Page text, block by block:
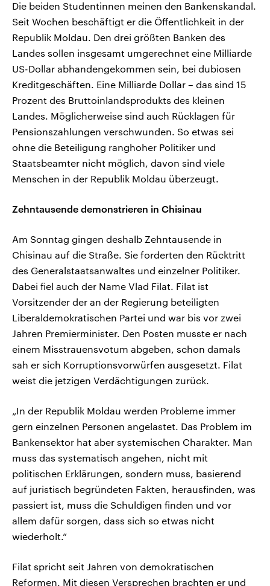
Die beiden Studentinnen meinen den Bankenskandal.
Seit Wochen beschäftigt er die Öffentlichkeit in der
Republik Moldau. Den drei größten Banken des
Landes sollen insgesamt umgerechnet eine Milliarde
US-Dollar abhandengekommen sein, bei dubiosen
Kreditgeschäften. Eine Milliarde Dollar – das sind 15
Prozent des Bruttoinlandsprodukts des kleinen
Landes. Möglicherweise sind auch Rücklagen für
Pensionszahlungen verschwunden. So etwas sei
ohne die Beteiligung ranghoher Politiker und
Staatsbeamter nicht möglich, davon sind viele
Menschen in der Republik Moldau überzeugt.
Zehntausende demonstrieren in Chisinau
Am Sonntag gingen deshalb Zehntausende in
Chisinau auf die Straße. Sie forderten den Rücktritt
des Generalstaatsanwaltes und einzelner Politiker.
Dabei fiel auch der Name Vlad Filat. Filat ist
Vorsitzender der an der Regierung beteiligten
Liberaldemokratischen Partei und war bis vor zwei
Jahren Premierminister. Den Posten musste er nach
einem Misstrauensvotum abgeben, schon damals
sah er sich Korruptionsvorwürfen ausgesetzt. Filat
weist die jetzigen Verdächtigungen zurück.
„In der Republik Moldau werden Probleme immer
gern einzelnen Personen angelastet. Das Problem im
Bankensektor hat aber systemischen Charakter. Man
muss das systematisch angehen, nicht mit
politischen Erklärungen, sondern muss, basierend
auf juristisch begründeten Fakten, herausfinden, was
passiert ist, muss die Schuldigen finden und vor
allem dafür sorgen, dass sich so etwas nicht
wiederholt.“
Filat spricht seit Jahren von demokratischen
Reformen. Mit diesen Versprechen brachten er und